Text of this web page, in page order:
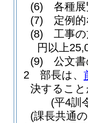
(6)
各種
(7)
定例
(8)
工事
円以上
(9)
公文
2
部長は、
決するこ
(平4訓
(課長共通